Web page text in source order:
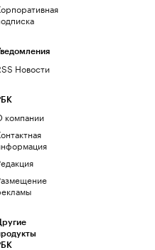
Новости
компании